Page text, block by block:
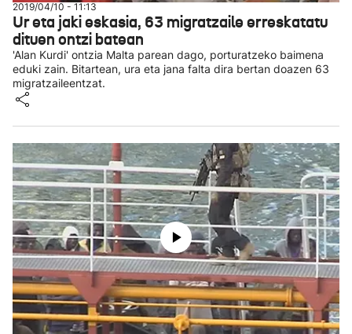
2019/04/10 - 11:13
Ur eta jaki eskasia, 63 migratzaile erreskatatu
dituen ontzi batean
'Alan Kurdi' ontzia Malta parean dago, porturatzeko baimena
eduki zain. Bitartean, ura eta jana falta dira bertan doazen 63
migratzaileentzat.